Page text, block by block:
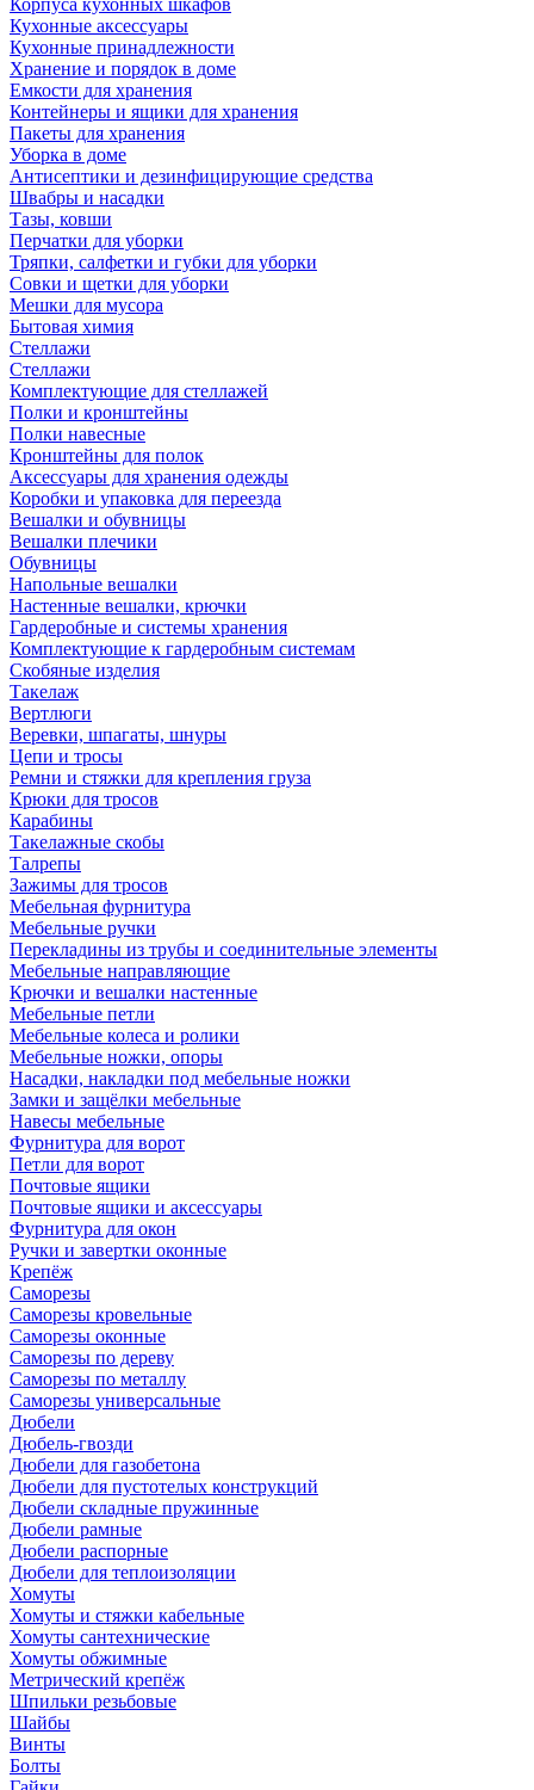
Корпуса кухонных шкафов
Кухонные аксессуары
Кухонные принадлежности
Хранение и порядок в доме
Емкости для хранения
Контейнеры и ящики для хранения
Пакеты для хранения
Уборка в доме
Антисептики и дезинфицирующие средства
Швабры и насадки
Тазы, ковши
Перчатки для уборки
Тряпки, салфетки и губки для уборки
Совки и щетки для уборки
Мешки для мусора
Бытовая химия
Стеллажи
Стеллажи
Комплектующие для стеллажей
Полки и кронштейны
Полки навесные
Кронштейны для полок
Аксессуары для хранения одежды
Коробки и упаковка для переезда
Вешалки и обувницы
Вешалки плечики
Обувницы
Напольные вешалки
Настенные вешалки, крючки
Гардеробные и системы хранения
Комплектующие к гардеробным системам
Скобяные изделия
Такелаж
Вертлюги
Веревки, шпагаты, шнуры
Цепи и тросы
Ремни и стяжки для крепления груза
Крюки для тросов
Карабины
Такелажные скобы
Талрепы
Зажимы для тросов
Мебельная фурнитура
Мебельные ручки
Перекладины из трубы и соединительные элементы
Мебельные направляющие
Крючки и вешалки настенные
Мебельные петли
Мебельные колеса и ролики
Мебельные ножки, опоры
Насадки, накладки под мебельные ножки
Замки и защёлки мебельные
Навесы мебельные
Фурнитура для ворот
Петли для ворот
Почтовые ящики
Почтовые ящики и аксессуары
Фурнитура для окон
Ручки и завертки оконные
Крепёж
Саморезы
Саморезы кровельные
Саморезы оконные
Саморезы по дереву
Саморезы по металлу
Саморезы универсальные
Дюбели
Дюбель-гвозди
Дюбели для газобетона
Дюбели для пустотелых конструкций
Дюбели складные пружинные
Дюбели рамные
Дюбели распорные
Дюбели для теплоизоляции
Хомуты
Хомуты и стяжки кабельные
Хомуты сантехнические
Хомуты обжимные
Метрический крепёж
Шпильки резьбовые
Шайбы
Винты
Болты